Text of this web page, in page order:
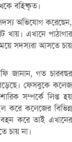
বহিষ্কৃত।
অভিযোগ করেছেন,
খায়। এখানে পাঠাগার
সদস্যরা আসতে চায়
জানান, গত চারবছর
ফেসবুকে কলেজ
সম্পর্কে লিপ্ত হয়
করে কলেজের বিভিন্ন
বহন করে তাই এখানের
চায় না।